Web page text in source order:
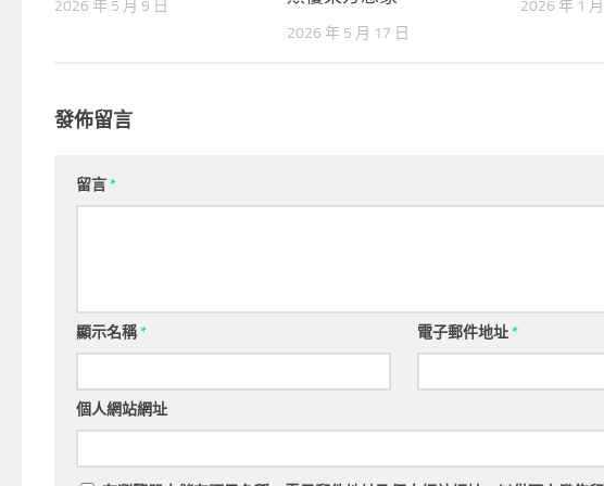
2026 年 5 月 9 日
2026 年 5 月 17 日
2026 年 1
發佈留言
留言*
顯示名稱* 電子郵件地址*
個人網站網址